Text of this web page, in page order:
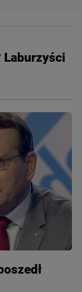
Laburzyści